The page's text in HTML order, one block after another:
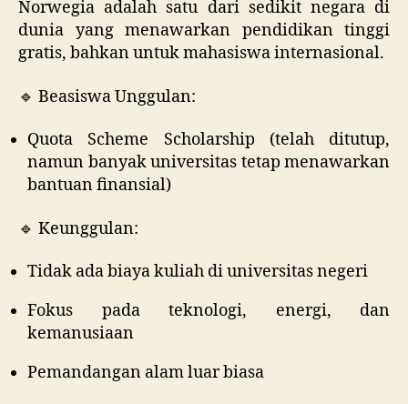
Norwegia adalah satu dari sedikit negara di
dunia yang menawarkan pendidikan tinggi
gratis, bahkan untuk mahasiswa internasional.
🔹 Beasiswa Unggulan:
Quota Scheme Scholarship (telah ditutup,
namun banyak universitas tetap menawarkan
bantuan finansial)
🔹 Keunggulan:
Tidak ada biaya kuliah di universitas negeri
Fokus pada teknologi, energi, dan
kemanusiaan
Pemandangan alam luar biasa